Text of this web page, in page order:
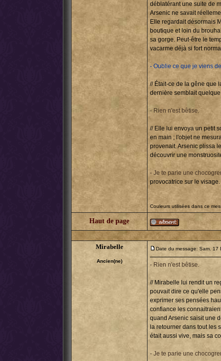
déblatérant une suite de
Arsenic ne savait
Elle regardait désormais
boutique et loin du
sa gorge. Peut-être le
vacarme déjà si fort
- Oublie ce que je viens
// Était-ce de la gêne que
dernière semblait
- Rien n'est bêtise.
// Elle lui envoya un petit
en main ; l'objet ne
provenait. Arsenic plissa
découvrir une
- Je te parie une
provocatrice sur le visage.
Couleurs utilisées dans ce
Haut de page
Mirabelle
Ancien(ne)
Date du message: Sam. 17
- Rien n'est bêtise.
// Mirabelle lui rendit un
pouvait dire ce qu'elle
exprimer ses pensées
confiance les
quand Arsenic saisit une
la retourner dans tout les
était aussi vive, mais sa
- Je te parie une